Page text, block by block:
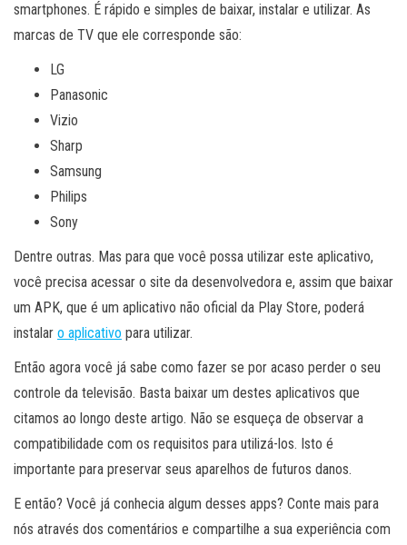
smartphones. É rápido e simples de baixar, instalar e utilizar. As
marcas de TV que ele corresponde são:
LG
Panasonic
Vizio
Sharp
Samsung
Philips
Sony
Dentre outras. Mas para que você possa utilizar este aplicativo,
você precisa acessar o site da desenvolvedora e, assim que baixar
um APK, que é um aplicativo não oficial da Play Store, poderá
instalar o aplicativo para utilizar.
Então agora você já sabe como fazer se por acaso perder o seu
controle da televisão. Basta baixar um destes aplicativos que
citamos ao longo deste artigo. Não se esqueça de observar a
compatibilidade com os requisitos para utilizá-los. Isto é
importante para preservar seus aparelhos de futuros danos.
E então? Você já conhecia algum desses apps? Conte mais para
nós através dos comentários e compartilhe a sua experiência com